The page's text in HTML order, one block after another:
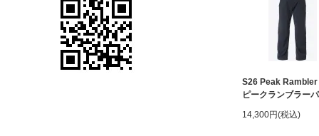
S26 Peak
ピークランブラー
14,300円(税込)